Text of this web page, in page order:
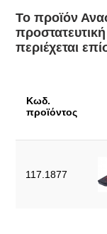
Πιστοποιητικό
Πλάτος
Συνολικό μήκος L
Χαρακτηριστικά
Το προϊόν
περιέχεται
Κωδ.
προϊόντος
117.1877